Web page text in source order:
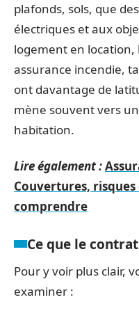
plafonds, sols, que
électriques et aux
logement en location,
assurance incendie,
ont davantage de
mène souvent vers
habitation.
Lire également :
Couvertures,
comprendre
Ce que le
Pour y voir plus clair,
examiner :